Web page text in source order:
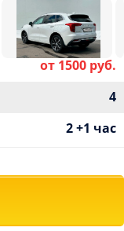
от 1500 руб.
4
2 +1 час